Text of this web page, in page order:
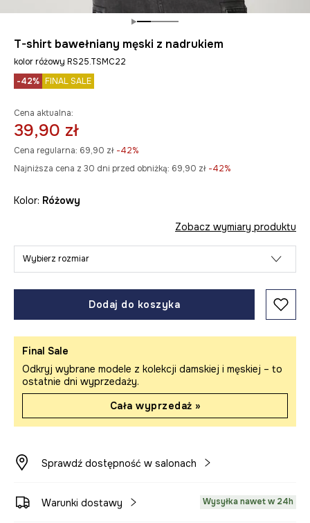
T-shirt bawełniany męski z nadrukiem
kolor różowy RS25.TSMC22
-42% FINAL SALE
Cena aktualna:
39,90 zł
Cena regularna: 69,90 zł -42%
Najniższa cena z 30 dni przed obniżką: 69,90 zł -42%
Kolor: różowy
Zobacz wymiary produktu
Wybierz rozmiar
Dodaj do koszyka
Final Sale
Odkryj wybrane modele z kolekcji damskiej i męskiej – to
ostatnie dni wyprzedaży.
Cała wyprzedaż »
Sprawdź dostępność w salonach
Warunki dostawy Wysyłka nawet w 24h